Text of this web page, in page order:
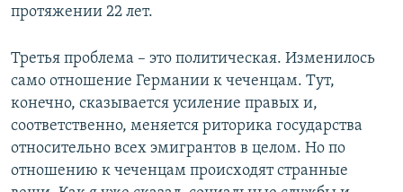
протяжении 22 лет.
Третья проблема – это политическая. Изменилось
само отношение Германии к чеченцам. Тут,
конечно, сказывается усиление правых и,
соответственно, меняется риторика государства
относительно всех эмигрантов в целом. Но по
отношению к чеченцам происходят странные